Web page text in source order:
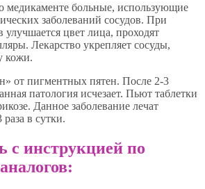
медикаменте больные, использующие
заболеваний сосудов. При
улучшается цвет лица, проходят
Лекарство укрепляет сосуды,
кожи.
от пигментных пятен. После 2-3
патология исчезает. Пьют таблетки
Данное заболевание лечат
в сутки.
с инструкцией по